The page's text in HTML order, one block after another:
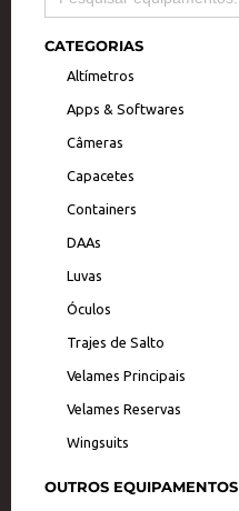
r
a
m
o
k
e
CATEGORIAS
Altímetros
Apps & Softwares
Câmeras
Capacetes
Containers
DAAs
Luvas
Óculos
Trajes de Salto
Velames Principais
Velames Reservas
Wingsuits
OUTROS EQUIPAMENTOS